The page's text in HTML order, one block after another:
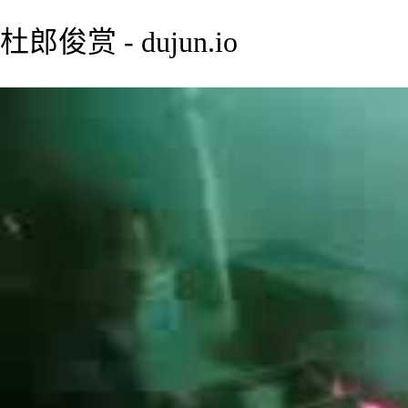
杜郎俊赏 - dujun.io